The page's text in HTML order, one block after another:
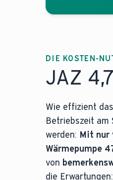
DIE KOSTEN-
JAZ
Wie effizient
Betriebszeit am
werden: Mit nur
Wärmepumpe
von
die